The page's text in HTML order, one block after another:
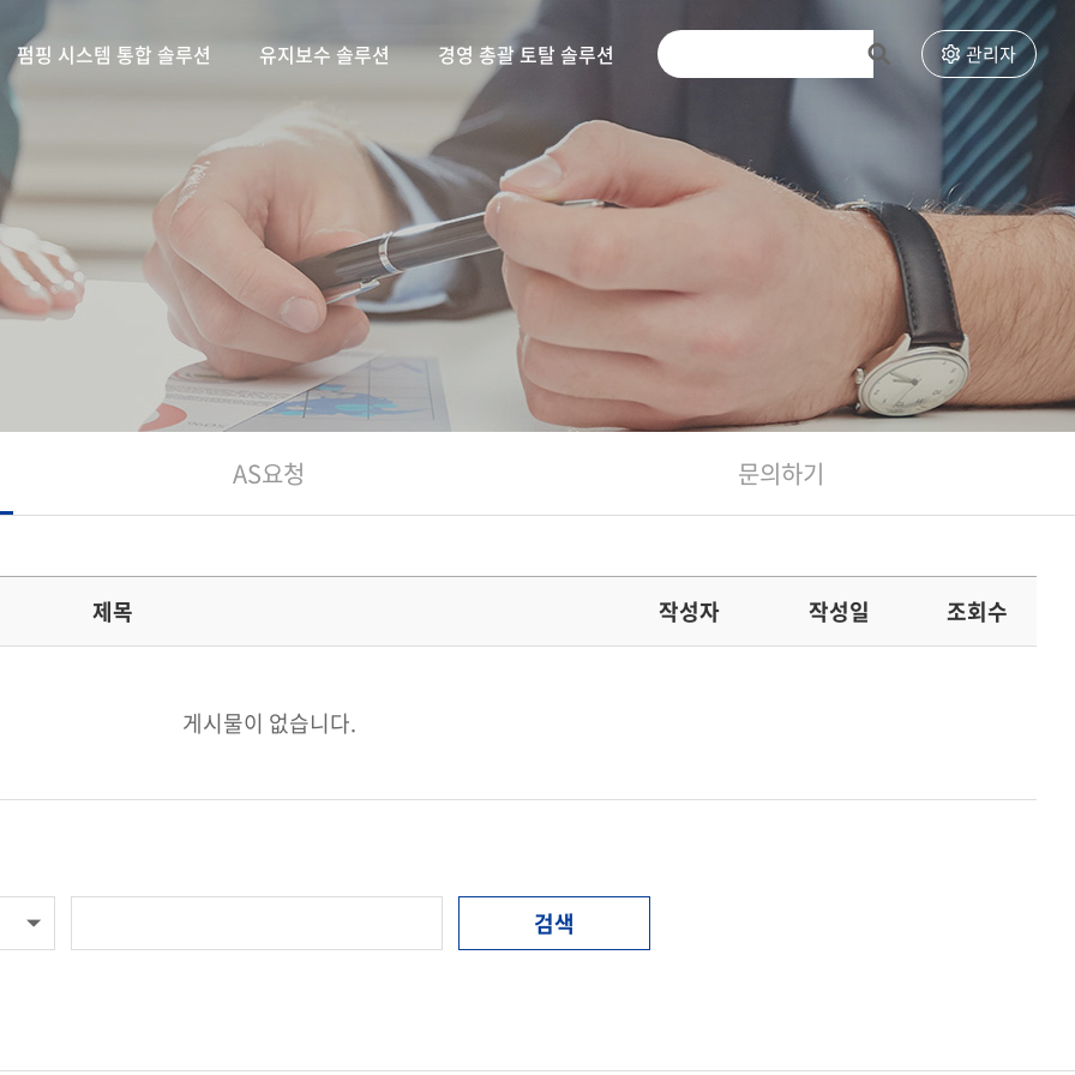
펌핑 시스템 통합 솔루션 유지보수 솔루션 경영 총괄 토탈 솔루션 관리자
AS요청 문의하기
제목 작성자 작성일 조회수
게시물이 없습니다.